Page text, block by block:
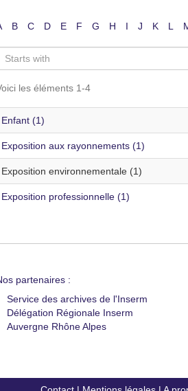
B C D E F G H I J K L
les éléments 1-4
Enfant (1)
Exposition aux rayonnements (1)
Exposition environnementale (1)
Exposition professionnelle (1)
partenaires :
Service des archives de l'Inserm
Délégation Régionale Inserm
Auvergne Rhône Alpes